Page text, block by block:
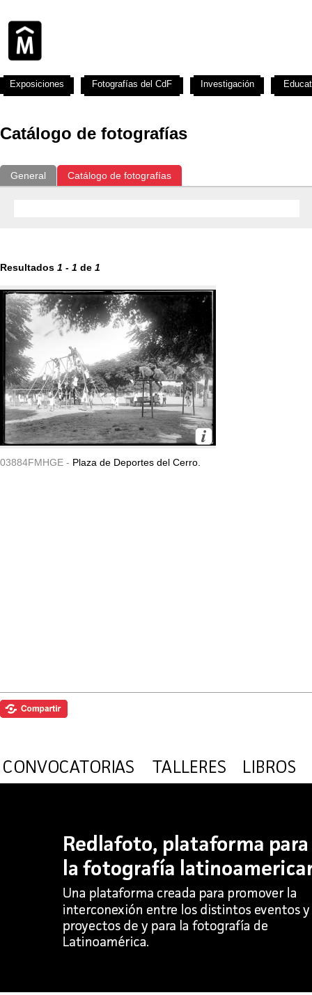
Catálogo de fotografías
General Catálogo de fotografías
Resultados 1 - 1 de 1
03884FMHGE - Plaza de Deportes del Cerro.
Exposiciones Fotografías del CdF Investigación